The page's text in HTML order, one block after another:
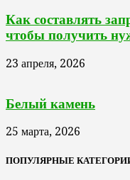
Как составлять
чтобы получить
23 апреля, 2026
Белый камень
25 марта, 2026
ПОПУЛЯРНЫЕ